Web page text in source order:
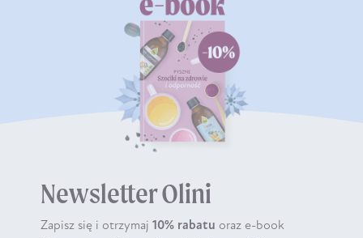
Newsletter Olini
Zapisz się i otrzymaj 10% rabatu oraz e-book